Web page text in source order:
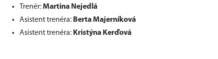
Trenér:Martina Nejedlá
Asistent trenéra: Berta Majerníková
Asistent trenéra: Kristýna Kerďová